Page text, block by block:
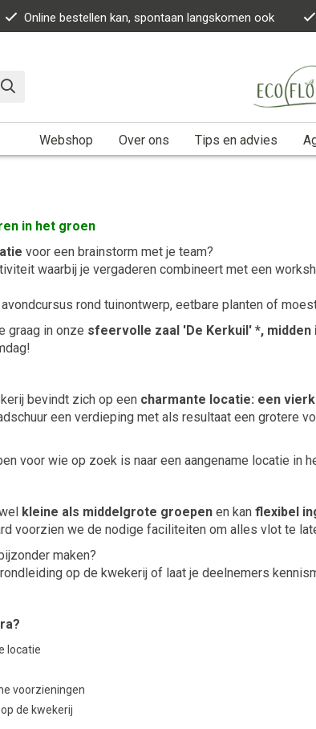
Online bestellen kan, spontaan langskomen ook
Webshop Over ons Tips en advies
in het groen
voor een brainstorm met je team?
waarbij je vergaderen combineert met een
rond tuinontwerp, eetbare planten of
graag in onze sfeervolle zaal 'De Kerkuil' *,
bevindt zich op een charmante locatie: een
een verdieping met als resultaat een grotere
voor wie op zoek is naar een aangename locatie in
kleine als middelgrote groepen en kan flexibel
voorzien we de nodige faciliteiten om alles vlot te
maken?
op de kwekerij of laat je deelnemers
locatie
voorzieningen
de kwekerij